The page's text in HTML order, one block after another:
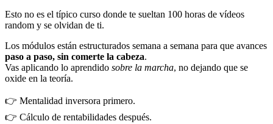
Esto no es el típico curso donde te sueltan 100 horas de vídeos
random y se olvidan de ti.
Los módulos están estructurados semana a semana para que avances
paso a paso, sin comerte la cabeza.
Vas aplicando lo aprendido sobre la marcha, no dejando que se
oxide en la teoría.
👉 Mentalidad inversora primero.
👉 Cálculo de rentabilidades después.